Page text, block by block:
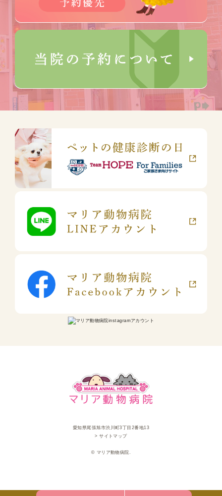
愛知県尾張旭市渋川町3丁目2番地13
> サイトマップ
© マリア動物病院.